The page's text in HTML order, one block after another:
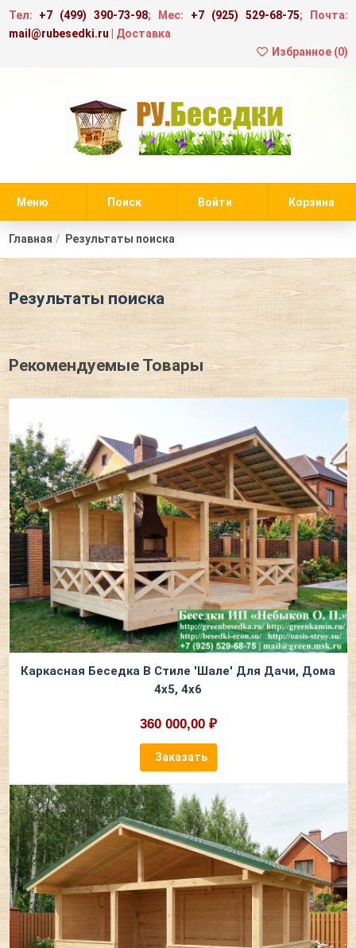
Тел: +7 (499) 390-73-98; Мес: +7 (925) 529-68-75; Почта:
mail@rubesedki.ru
Доставка
Избранное (0)
Меню Поиск Войти Корзина
Главная Результаты поиска
Результаты поиска
Рекомендуемые Товары
Каркасная Беседка В Стиле 'Шале' Для Дачи, Дома
4х5, 4х6
360 000,00 ₽
Заказать